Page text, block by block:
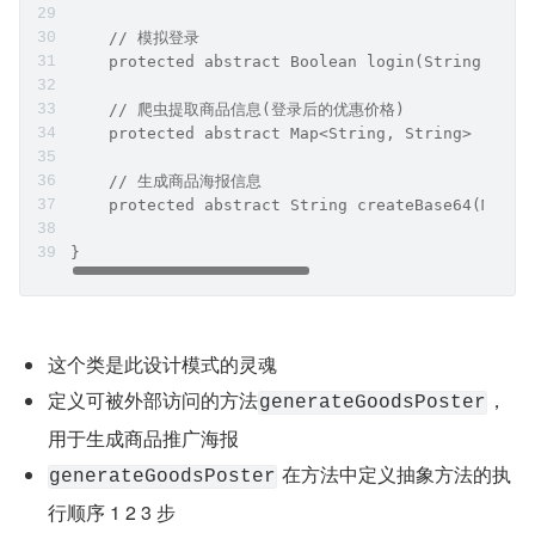
    // 模拟登录
protected abstract Boolean login(String uId,
    // 爬虫提取商品信息(登录后的优惠价格)
protected abstract Map<String, String>
    // 生成商品海报信息
protected abstract String
}
这个类是此设计模式的灵魂
定义可被外部访问的方法generateGoodsPoster ，
用于生成商品推广海报
generateGoodsPoster 在方法中定义抽象方法的执
行顺序 1 2 3 步